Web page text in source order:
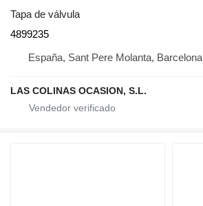
Tapa de válvula
4899235
España, Sant Pere Molanta, Barcelona
LAS COLINAS OCASION, S.L.